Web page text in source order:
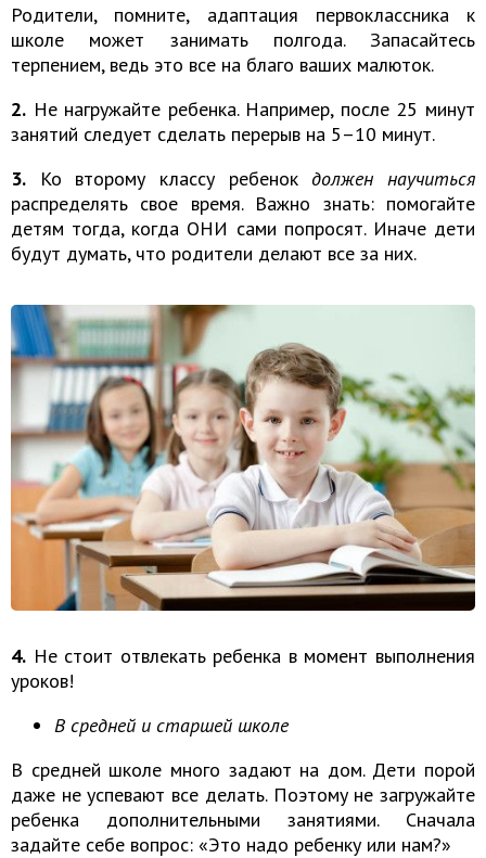
Родители, помните, адаптация первоклассника к
школе может занимать полгода. Запасайтесь
терпением, ведь это все на благо ваших малюток.
2. Не нагружайте ребенка. Например, после 25 минут
занятий следует сделать перерыв на 5–10 минут.
3. Ко второму классу ребенок должен научиться
распределять свое время. Важно знать: помогайте
детям тогда, когда ОНИ сами попросят. Иначе дети
будут думать, что родители делают все за них.
4. Не стоит отвлекать ребенка в момент выполнения
уроков!
В средней и старшей школе
В средней школе много задают на дом. Дети порой
даже не успевают все делать. Поэтому не загружайте
ребенка дополнительными занятиями. Сначала
задайте себе вопрос: «Это надо ребенку или нам?»